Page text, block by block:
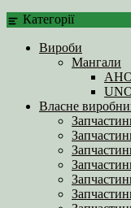
Категорії
Вироби
Мангали
Власне